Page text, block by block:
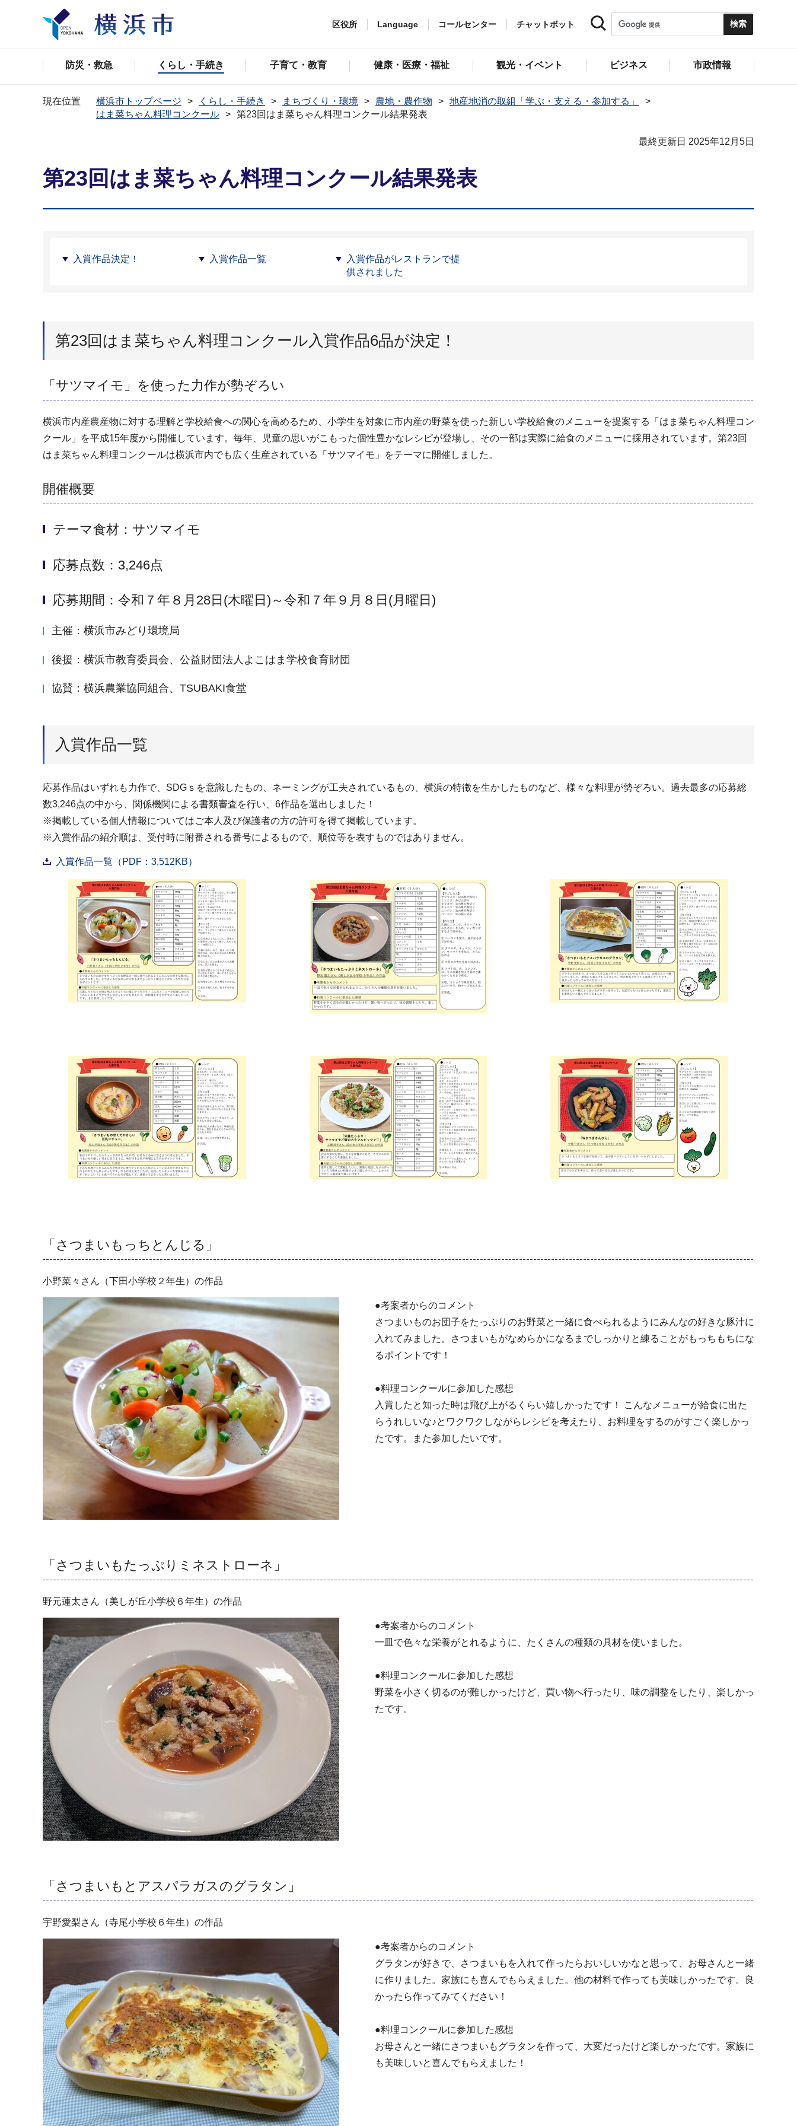
区役所 Language コールセンター チャットボット
防災・救急 くらし・手続き 子育て・教育 健康・医療・福祉 観光・イベント ビジネス 市政情報
現在位置 横浜市トップページ くらし・手続き まちづくり・環境 農地・農作物
地産地消の取組「学ぶ・支える・参加する」
はま菜ちゃん料理コンクール
第23回はま菜ちゃん料理コンクール結果発表
最終更新日 2025年12月5日
第23回はま菜ちゃん料理コンクール結果発表
入賞作品決定！ 入賞作品一覧
入賞作品がレストランで提
供されました
第23回はま菜ちゃん料理コンクール入賞作品6品が決定！
「サツマイモ」を使った力作が勢ぞろい
横浜市内産農産物に対する理解と学校給食への関心を高めるため、小学生を対象に市内産の野菜を使った新しい学校給食のメニューを提案する「はま菜ちゃん料理コン
クール」を平成15年度から開催しています。毎年、児童の思いがこもった個性豊かなレシピが登場し、その一部は実際に給食のメニューに採用されています。第23回
はま菜ちゃん料理コンクールは横浜市内でも広く生産されている「サツマイモ」をテーマに開催しました。
開催概要
テーマ食材：サツマイモ
応募点数：3,246点
応募期間：令和７年８月28日(木曜日)～令和７年９月８日(月曜日)
主催：横浜市みどり環境局
後援：横浜市教育委員会、公益財団法人よこはま学校食育財団
協賛：横浜農業協同組合、TSUBAKI食堂
入賞作品一覧
応募作品はいずれも力作で、SDGｓを意識したもの、ネーミングが工夫されているもの、横浜の特徴を生かしたものなど、様々な料理が勢ぞろい。過去最多の応募総
数3,246点の中から、関係機関による書類審査を行い、6作品を選出しました！
※掲載している個人情報についてはご本人及び保護者の方の許可を得て掲載しています。
※入賞作品の紹介順は、受付時に附番される番号によるもので、順位等を表すものではありません。
入賞作品一覧（PDF：3,512KB）
「さつまいもっちとんじる」
小野菜々さん（下田小学校２年生）の作品
●考案者からのコメント
さつまいものお団子をたっぷりのお野菜と一緒に食べられるようにみんなの好きな豚汁に
入れてみました。さつまいもがなめらかになるまでしっかりと練ることがもっちもちにな
るポイントです！
●料理コンクールに参加した感想
入賞したと知った時は飛び上がるくらい嬉しかったです！ こんなメニューが給食に出た
らうれしいな♪とワクワクしながらレシピを考えたり、お料理をするのがすごく楽しかっ
たです。また参加したいです。
「さつまいもたっぷりミネストローネ」
野元蓮太さん（美しが丘小学校６年生）の作品
●考案者からのコメント
一皿で色々な栄養がとれるように、たくさんの種類の具材を使いました。
●料理コンクールに参加した感想
野菜を小さく切るのが難しかったけど、買い物へ行ったり、味の調整をしたり、楽しかっ
たです。
「さつまいもとアスパラガスのグラタン」
宇野愛梨さん（寺尾小学校６年生）の作品
●考案者からのコメント
グラタンが好きで、さつまいもを入れて作ったらおいしいかなと思って、お⺟さんと一緒
に作りました。家族にも喜んでもらえました。他の材料で作っても美味しかったです。良
かったら作ってみてください！
●料理コンクールに参加した感想
お⺟さんと一緒にさつまいもグラタンを作って、大変だったけど楽しかったです。家族に
も美味しいと喜んでもらえました！